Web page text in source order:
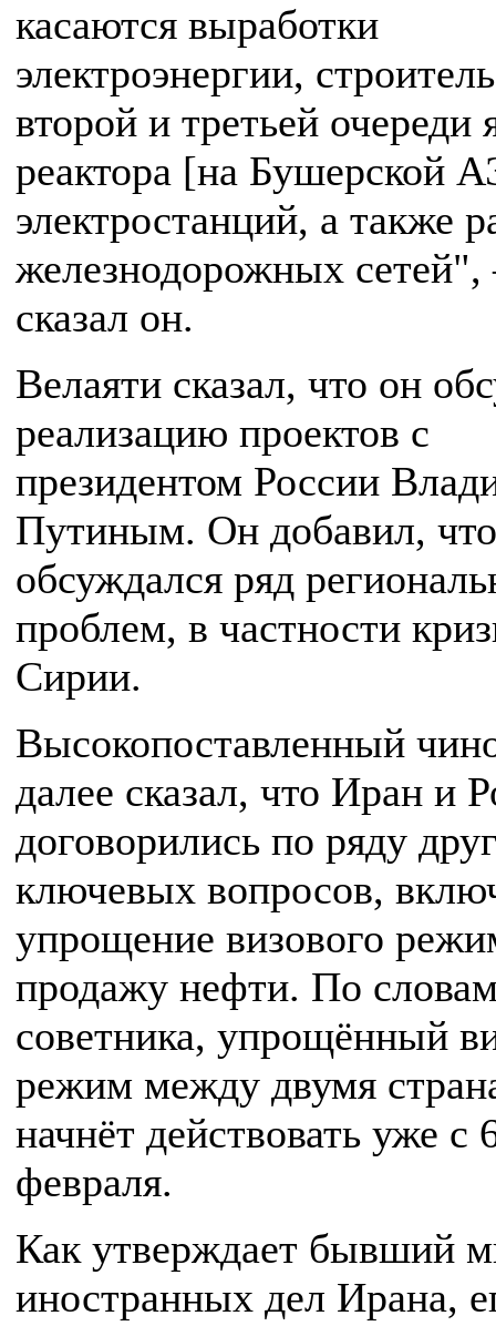
касаются выработки
электроэнергии,
второй и третьей очереди
реактора [на Бушерской
электростанций, а также
железнодорожных
сказал он.
Велаяти сказал, что он
реализацию проектов с
президентом России
Путиным. Он добавил,
обсуждался ряд
проблем, в частности
Сирии.
Высокопоставленный
далее сказал, что Иран и
договорились по ряду
ключевых вопросов,
упрощение визового
продажу нефти. По
советника, упрощённый
режим между двумя
начнёт действовать уже с
февраля.
Как утверждает бывший
иностранных дел Ирана,